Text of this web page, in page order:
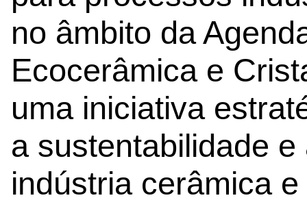
no âmbito da
Ecocerâmica e
uma iniciativa
a sustentabilidade
indústria cerâmica